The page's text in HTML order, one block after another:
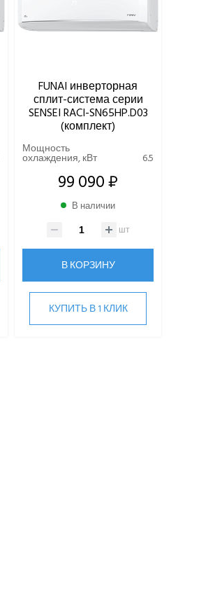
FUNAI инверторная
сплит-система серии
SENSEI RACI-SN65HP.D03
(комплект)
Мощность
охлаждения, кВт 6.5
99 090 ₽
В наличии
шт
В КОРЗИНУ
КУПИТЬ В 1 КЛИК